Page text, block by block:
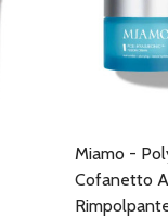
Miamo -
Cofanetto